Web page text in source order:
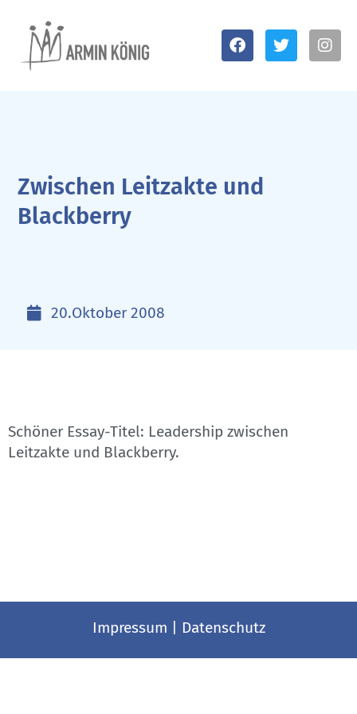
Zwischen Leitzakte und
Blackberry
20.Oktober 2008
Schöner Essay-Titel: Leadership zwischen
Leitzakte und Blackberry.
Impressum Datenschutz